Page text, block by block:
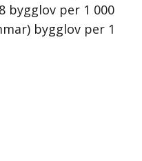
bygglov per 1 000
bygglov per 1